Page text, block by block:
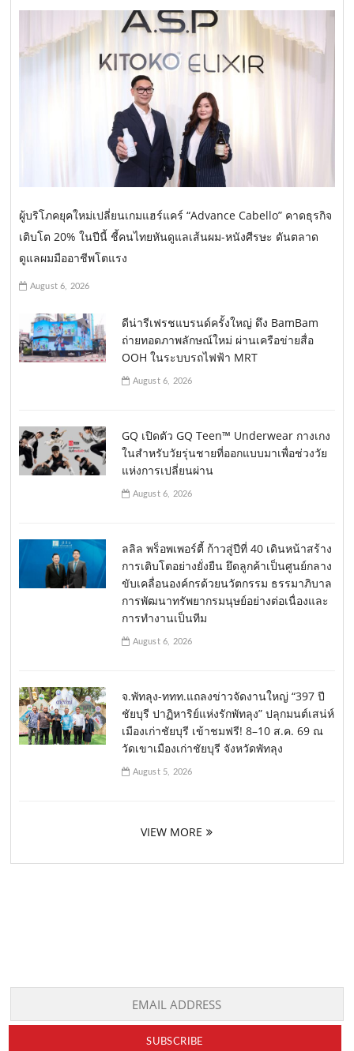
ผู้บริโภคยุคใหม่เปลี่ยนเกมแฮร์แคร์ “Advance Cabello” คาดธุรกิจ
เติบโต 20% ในปีนี้ ชี้คนไทยหันดูแลเส้นผม-หนังศีรษะ ดันตลาด
ดูแลผมมืออาชีพโตแรง
August 6, 2026
ดีน่ารีเฟรชแบรนด์ครั้งใหญ่ ดึง BamBam
ถ่ายทอดภาพลักษณ์ใหม่ ผ่านเครือข่ายสื่อ
OOH ในระบบรถไฟฟ้า MRT
August 6, 2026
GQ เปิดตัว GQ Teen™ Underwear กางเกง
ในสำหรับวัยรุ่นชายที่ออกแบบมาเพื่อช่วงวัย
แห่งการเปลี่ยนผ่าน
August 6, 2026
ลลิล พร็อพเพอร์ตี้ ก้าวสู่ปีที่ 40 เดินหน้าสร้าง
การเติบโตอย่างยั่งยืน ยึดลูกค้าเป็นศูนย์กลาง
ขับเคลื่อนองค์กรด้วยนวัตกรรม ธรรมาภิบาล
การพัฒนาทรัพยากรมนุษย์อย่างต่อเนื่องและ
การทำงานเป็นทีม
August 6, 2026
จ.พัทลุง-ททท.แถลงข่าวจัดงานใหญ่ “397 ปี
ชัยบุรี ปาฏิหาริย์แห่งรักพัทลุง” ปลุกมนต์เสน่ห์
เมืองเก่าชัยบุรี เข้าชมฟรี! 8–10 ส.ค. 69 ณ
วัดเขาเมืองเก่าชัยบุรี จังหวัดพัทลุง
August 5, 2026
VIEW MORE